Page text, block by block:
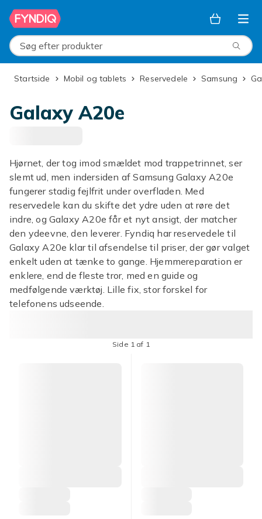
Spring til hovedindhold
Søg efter produkter
Startside Mobil og tablets Reservedele Samsung
Galaxy A20e
Hjørnet, der tog imod smældet mod trappetrinnet, ser
slemt ud, men indersiden af Samsung Galaxy A20e
fungerer stadig fejlfrit under overfladen. Med
reservedele kan du skifte det ydre uden at røre det
indre, og Galaxy A20e får et nyt ansigt, der matcher
den ydeevne, den leverer. Fyndiq har reservedele til
Galaxy A20e klar til afsendelse til priser, der gør valget
enkelt uden at tænke to gange. Hjemmereparation er
enklere, end de fleste tror, med en guide og
medfølgende værktøj. Lille fix, stor forskel for
telefonens udseende.
Side 1 af 1